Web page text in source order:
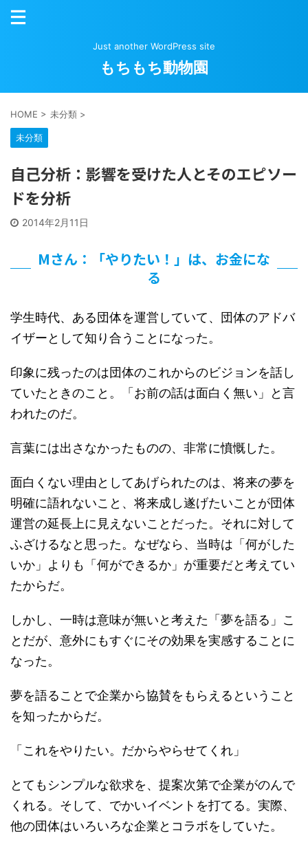
Just another WordPress site
もちもち動物園
HOME > 未分類 >
未分類
自己分析：影響を受けた人とそのエピソー
ドを分析
2014年2月11日
Mさん：「やりたい！」は、お金にな
る
学生時代、ある団体を運営していて、団体のアドバ
イザーとして知り合うことになった。
印象に残ったのは団体のこれからのビジョンを話し
ていたときのこと。「お前の話は面白く無い」と言
われたのだ。
言葉には出さなかったものの、非常に憤慨した。
面白くない理由としてあげられたのは、将来の夢を
明確に語れないこと、将来成し遂げたいことが団体
運営の延長上に見えないことだった。それに対して
ふざけるなと思った。なぜなら、当時は「何がした
いか」よりも「何ができるか」が重要だと考えてい
たからだ。
しかし、一時は意味が無いと考えた「夢を語る」こ
とだが、意外にもすぐにその効果を実感することに
なった。
夢を語ることで企業から協賛をもらえるということ
を知ったからだ。
「これをやりたい。だからやらせてくれ」
とてもシンプルな欲求を、提案次第で企業がのんで
くれる。そして、でかいイベントを打てる。実際、
他の団体はいろいろな企業とコラボをしていた。